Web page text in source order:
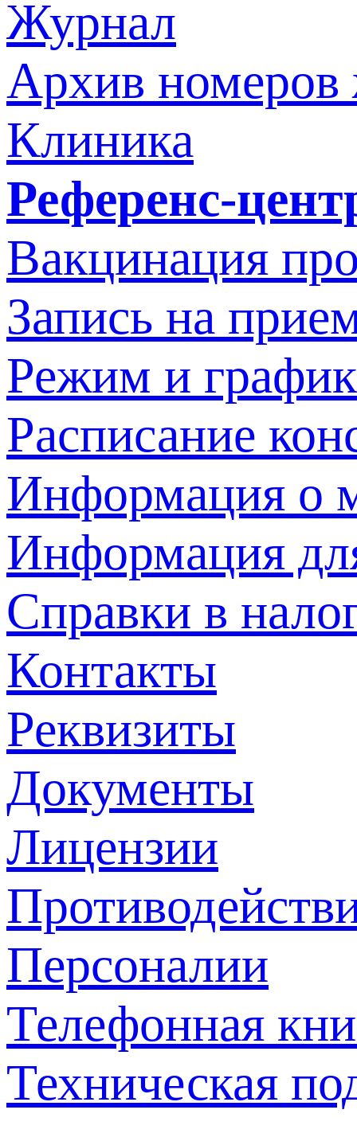
Журнал
Архив номеров
Клиника
Референс-
Вакцинация
Запись на
Режим и
Расписание
Информация о
Информация
Справки в
Контакты
Реквизиты
Документы
Лицензии
Персоналии
Телефонная
Техническая